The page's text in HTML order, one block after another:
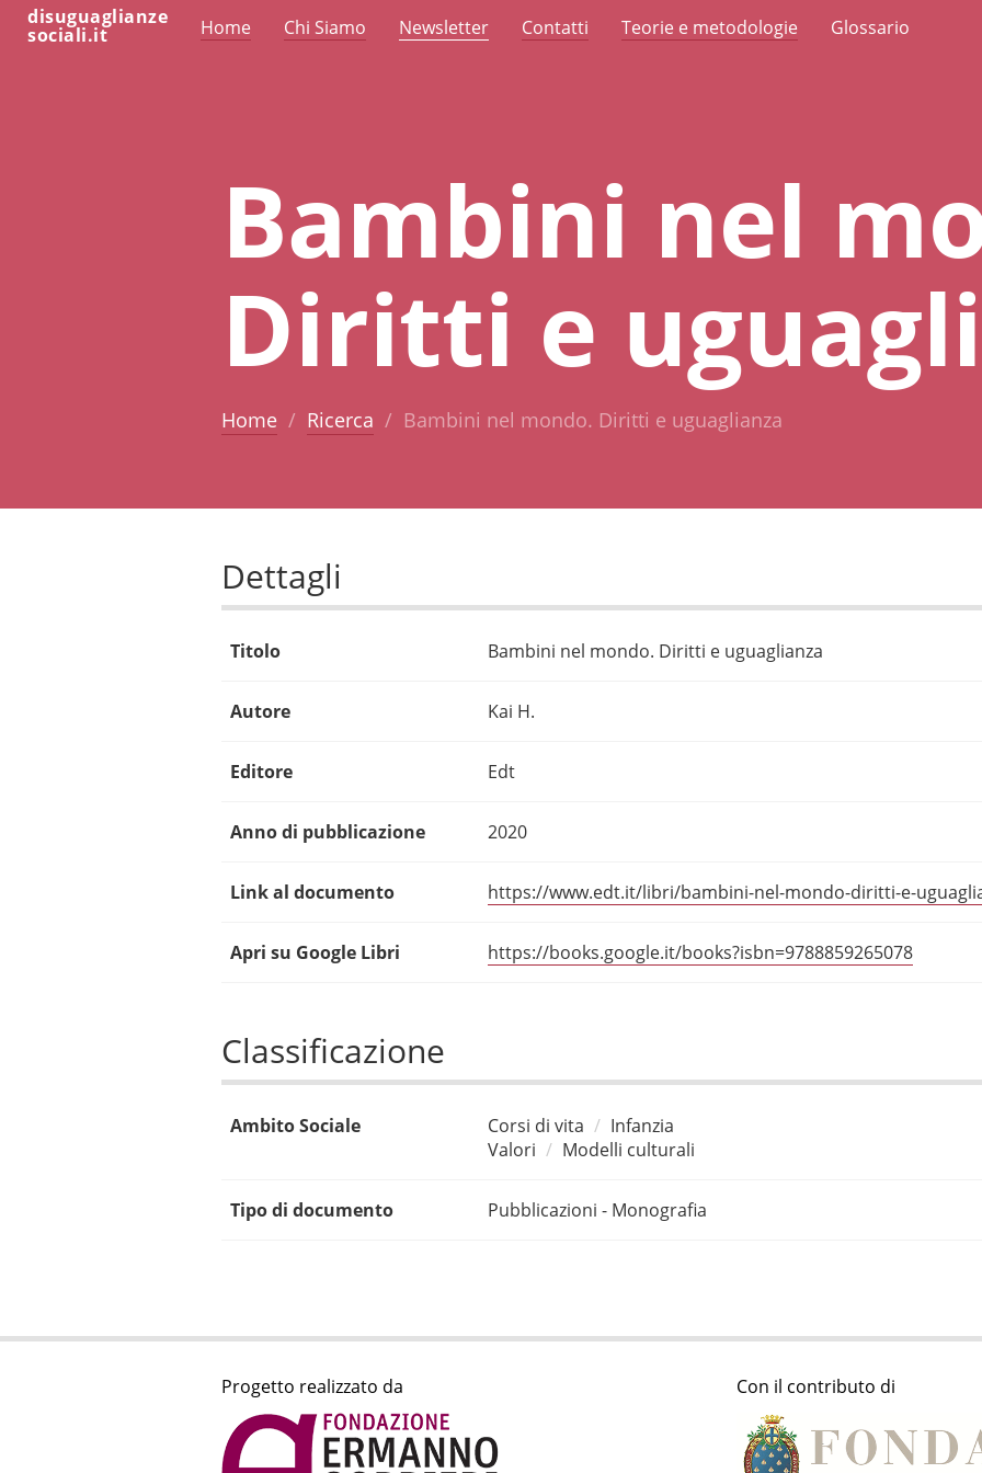
disuguaglianze
sociali.it Home Chi Siamo Newsletter Contatti Teorie e metodologie Glossario
Bambini nel
Diritti e
Home Ricerca Bambini nel mondo. Diritti e uguaglianza
Dettagli
Titolo Bambini nel mondo. Diritti e uguaglianza
Autore Kai H.
Editore Edt
Anno di pubblicazione 2020
Link al documento https://www.edt.it/libri/bambini-nel-mondo-diritti-e-
Apri su Google Libri https://books.google.it/books?isbn=9788859265078
Classificazione
Ambito Sociale Corsi di vita
Infanzia
Valori
Modelli culturali
Tipo di documento Pubblicazioni - Monografia
Progetto realizzato da Con il contributo di